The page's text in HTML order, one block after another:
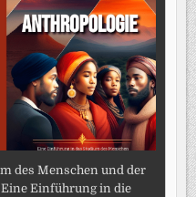
des Menschen und der
Einführung in die